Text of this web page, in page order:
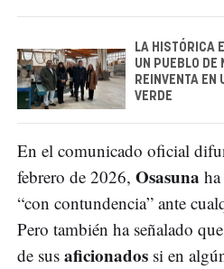
LA HISTÓRICA
UN PUEBLO DE
REINVENTA EN
VERDE
En el comunicado oficial
febrero de 2026, Osasuna
“con contundencia” ante
Pero también ha señalado
de sus aficionados si en